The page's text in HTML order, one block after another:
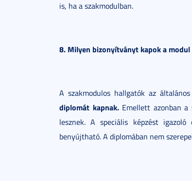
is, ha a szakmodulban.
8. Milyen bizonyítványt kapok a modul
A szakmodulos hallgatók az
diplomát kapnak.Emellett azonban a
lesznek. A speciális képzést
benyújtható. A diplomában nem